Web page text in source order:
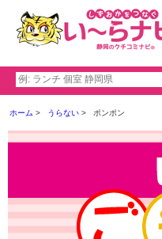
ホーム うらない ポンポン